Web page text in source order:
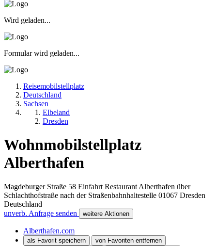
Wird geladen...
Formular wird geladen...
Reisemobilstellplatz
Deutschland
Sachsen
Elbeland
Dresden
Wohnmobilstellplatz
Alberthafen
Magdeburger Straße 58 Einfahrt Restaurant Alberthafen über
Schlachthofstraße nach der Straßenbahnhaltestelle 01067 Dresden
Deutschland
unverb. Anfrage senden
weitere Aktionen
Alberthafen.com
als Favorit speichern
von Favoriten entfernen